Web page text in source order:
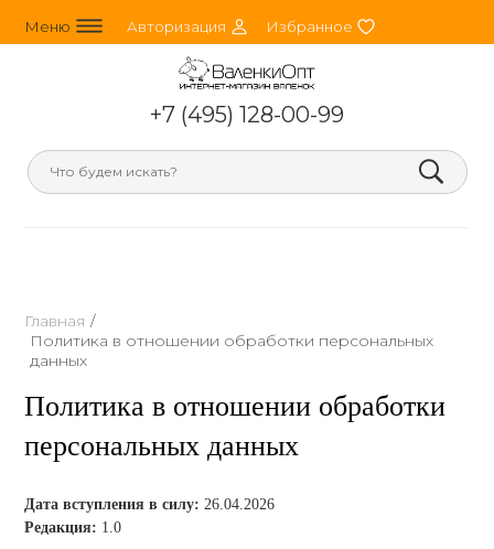
Меню line_horizontal_3 Авторизация person_round Избранное heart
+7 (495) 128-00-99
search
Главная /
Политика в отношении обработки персональных
данных
Политика в отношении обработки
персональных данных
Дата вступления в силу: 26.04.2026
Редакция: 1.0